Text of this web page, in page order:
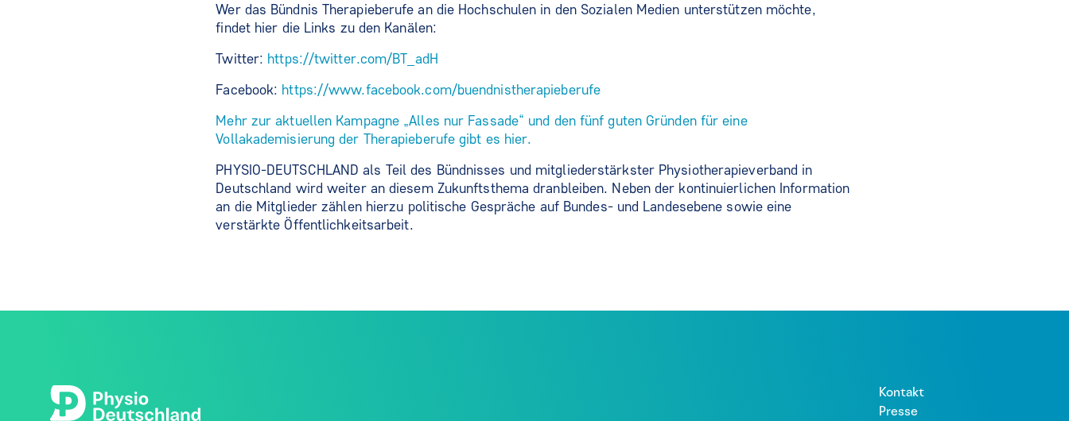
Wer das Bündnis Therapieberufe an die Hochschulen in den Sozialen Medien unterstützen möchte,
findet hier die Links zu den Kanälen:
Twitter: https://twitter.com/BT_adH
Facebook: https://www.facebook.com/buendnistherapieberufe
Mehr zur aktuellen Kampagne „Alles nur Fassade“ und den fünf guten Gründen für eine
Vollakademisierung der Therapieberufe gibt es hier.
PHYSIO-DEUTSCHLAND als Teil des Bündnisses und mitgliederstärkster Physiotherapieverband in
Deutschland wird weiter an diesem Zukunftsthema dranbleiben. Neben der kontinuierlichen Information
an die Mitglieder zählen hierzu politische Gespräche auf Bundes- und Landesebene sowie eine
verstärkte Öffentlichkeitsarbeit.
Kontakt
Presse